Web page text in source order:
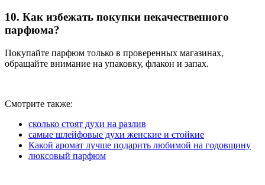
10. Как избежать покупки некачественного
парфюма?
Покупайте парфюм только в проверенных магазинах,
обращайте внимание на упаковку, флакон и запах.
Смотрите также:
сколько стоят духи на разлив
самые шлейфовые духи женские и стойкие
Какой аромат лучше подарить любимой на годовщину
люксовый парфюм